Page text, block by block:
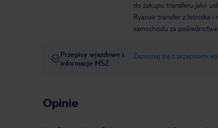
do zakupu transferu jako
Ryanair transfer z lotniska i
samochodu za
Przepisy wjazdowe i
informacje MSZ
Zapoznaj się z przepisami
Opinie